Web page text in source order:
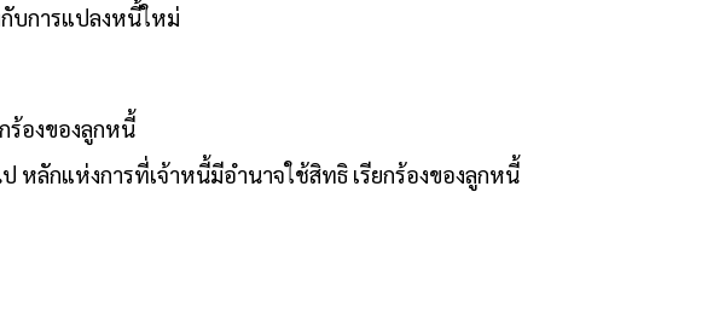
บการแปลงหนี้ใหม่
ร้องของลูกหนี้
หลักแห่งการที่เจ้าหนี้มีอำนาจใช้สิทธิ เรียกร้องของลูกหนี้